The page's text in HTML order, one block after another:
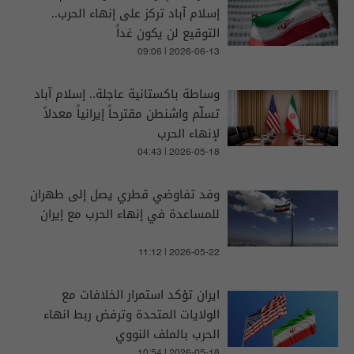
إسلام آباد تركز على إنهاء الحرب..
التوقيع لن يكون غداً
09:06 | 2026-06-13
وساطة باكستانية عاجلة.. إسلام آباد
تسلّم واشنطن مقترحاً إيرانياً معدلاً
لإنهاء الحرب
04:43 | 2026-05-18
وفد تفاوضي قطري يصل إلى طهران
للمساعدة في إنهاء الحرب مع إيران
11:12 | 2026-05-22
ايران تؤكد استمرار الخلافات مع
الولايات المتحدة وترفض ربط انهاء
الحرب بالملف النووي